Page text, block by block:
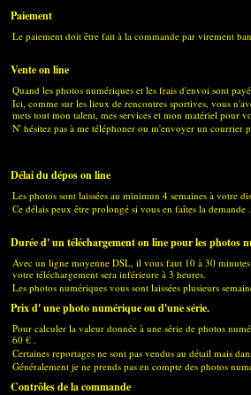
Paiement
Le paiement doit être fait à la commande par virement
Vente on line
Quand les photos numériques et les frais d'envoi sont
Ici, comme sur les lieux de rencontres sportives, vous
mets tout mon talent, mes services et mon matériel pour
N' hésitez pas à me téléphoner ou m'envoyer un courrier
Délai du dépos on line
Les photos sont laissées au minimun 4 semaines à votre
Ce délais peux être prolongé si vous en faîtes la demande .
Durée d' un téléchargement on line pour les photos
Avec un ligne moyenne DSL, il vous faut 10 à 30
votre téléchargement sera inférieure à 3 heures.
Les photos numériques vous sont laissées plusieurs
Prix d' une photo numérique ou d'une série.
Pour calculer la valeur donnée à une série de photos
60 € .
Certaines reportages ne sont pas vendus au détail mais
Généralement je ne prends pas en compte des photos
Contrôles de la commande